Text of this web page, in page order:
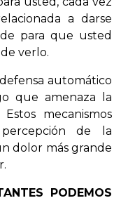
a darse
para que usted
verlo.
automático
que amenaza la
mecanismos
de la
dolor más grande
PODEMOS